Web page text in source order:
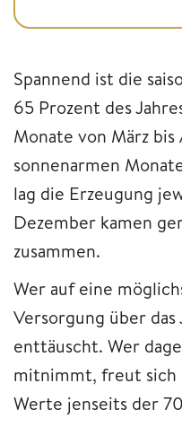
Spannend ist die
65 Prozent des
Monate von März bis
sonnenarmen
lag die Erzeugung
Dezember kamen
zusammen.
Wer auf eine
Versorgung über
enttäuscht. Wer
mitnimmt, freut sich
Werte jenseits der